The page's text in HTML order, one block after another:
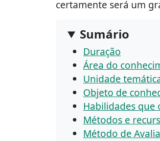
certamente será um
Sumário
Duração
Área do
Unidade
Objeto de
Habilidades que
Métodos e
Método de